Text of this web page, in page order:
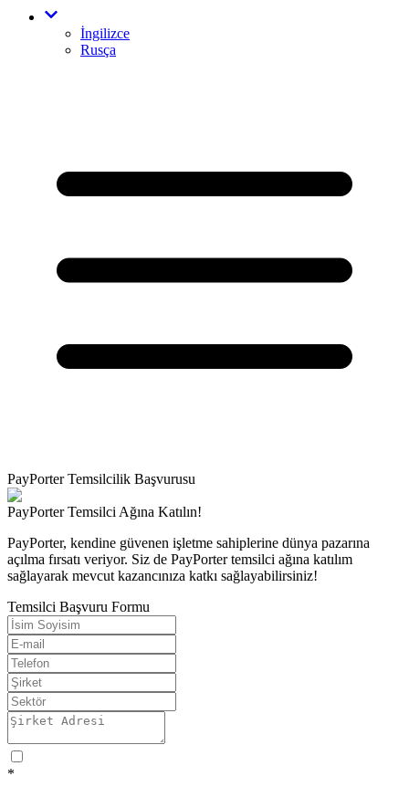
İngilizce
Rusça
PayPorter Temsilcilik Başvurusu
PayPorter Temsilci Ağına Katılın!
PayPorter, kendine güvenen işletme sahiplerine dünya pazarına
açılma fırsatı veriyor. Siz de PayPorter temsilci ağına katılım
sağlayarak mevcut kazancınıza katkı sağlayabilirsiniz!
Temsilci Başvuru Formu
*